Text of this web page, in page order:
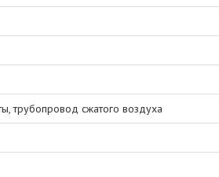
трубопровод сжатого воздуха